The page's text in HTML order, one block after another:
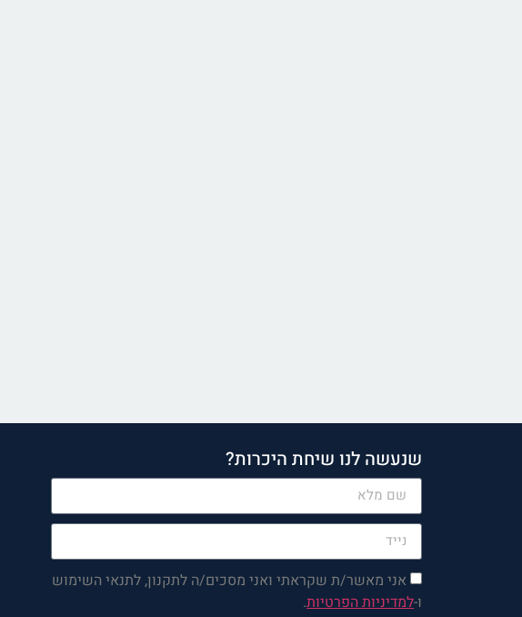
שנעשה לנו שיחת היכרות?
אני מאשר/ת שקראתי ואני מסכים/ה לתקנון, לתנאי השימוש
ו-למדיניות הפרטיות.